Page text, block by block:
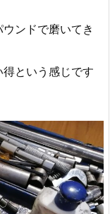
ンドで磨いてき
という感じです